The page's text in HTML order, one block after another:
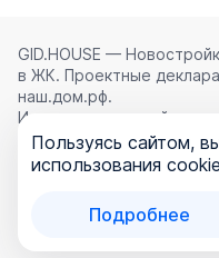
GID.HOUSE —
в ЖК. Проектные
наш.дом.рф.
Использование сайта
соглашением ,
Политикой обработки
ООО «ГИД.ХАУЗ»
Пользуясь сайтом,
использования cookie
Подробнее